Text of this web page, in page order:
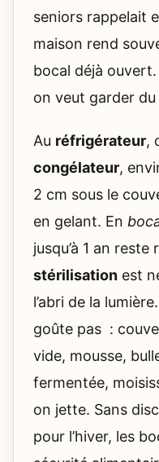
seniors rappelait
maison rend
bocal déjà
on veut garder du
Au réfrigérateur,
congélateur,
2 cm sous le
en gelant. En
jusqu’à 1 an reste
stérilisation est
l’abri de la
goûte pas :
vide, mousse,
fermentée,
on jette. Sans
pour l’hiver, les